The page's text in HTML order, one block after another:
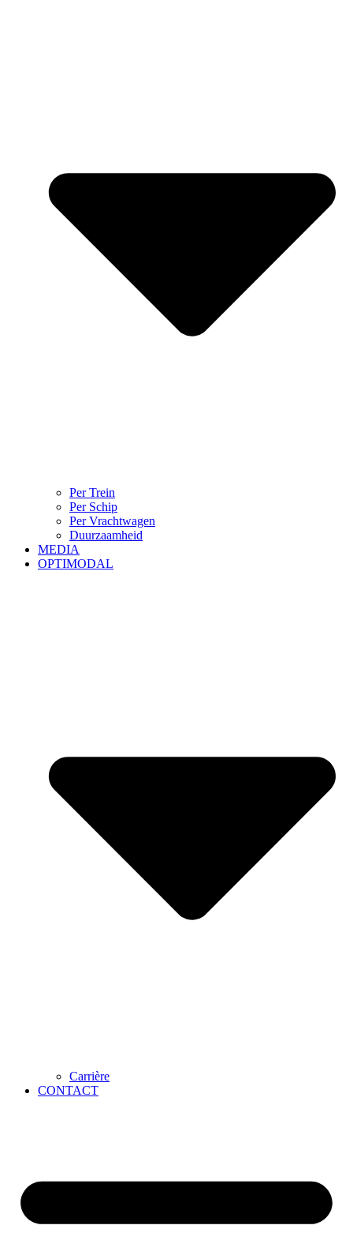
Per Trein
Per Schip
Per Vrachtwagen
Duurzaamheid
MEDIA
OPTIMODAL
Carrière
CONTACT